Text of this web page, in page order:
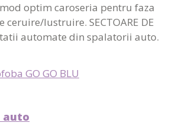
optim caroseria pentru faza
ceruire/lustruire. SECTOARE DE
automate din spalatorii auto.
auto